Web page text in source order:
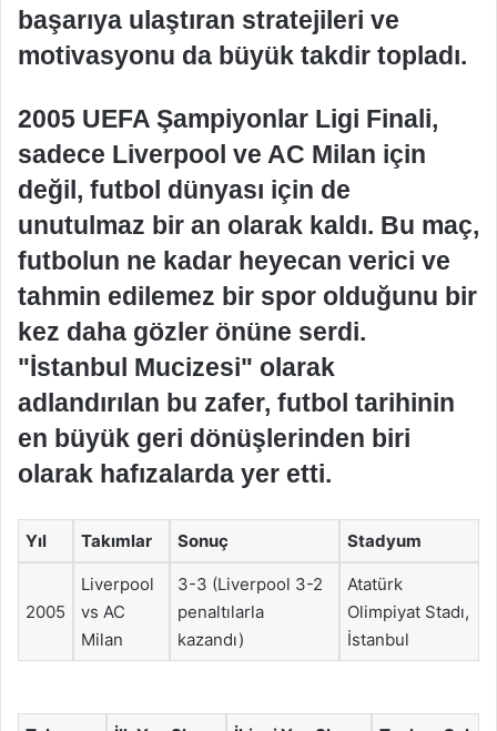
başarıya ulaştıran stratejileri ve
motivasyonu da büyük takdir topladı.
2005 UEFA Şampiyonlar Ligi Finali,
sadece Liverpool ve AC Milan için
değil, futbol dünyası için de
unutulmaz bir an olarak kaldı. Bu maç,
futbolun ne kadar heyecan verici ve
tahmin edilemez bir spor olduğunu bir
kez daha gözler önüne serdi.
"İstanbul Mucizesi" olarak
adlandırılan bu zafer, futbol tarihinin
en büyük geri dönüşlerinden biri
olarak hafızalarda yer etti.
Yıl Takımlar Sonuç Stadyum
2005
Liverpool
vs AC
Milan
3-3 (Liverpool 3-2
penaltılarla
kazandı)
Atatürk
Olimpiyat Stadı,
İstanbul